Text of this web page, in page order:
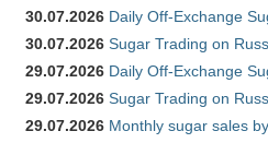
30.07.2026 Daily Off-Exchange
30.07.2026 Sugar Trading on
29.07.2026 Daily Off-Exchange
29.07.2026 Sugar Trading on
29.07.2026 Monthly sugar sales